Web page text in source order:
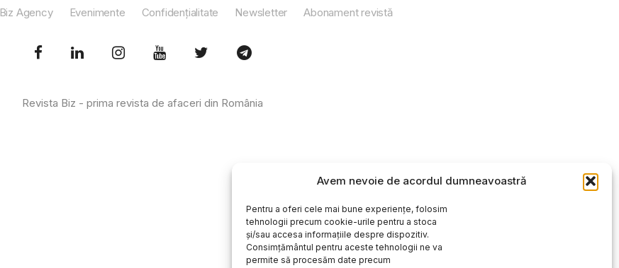
Avem nevoie de acordul dumneavoastră
Pentru a oferi cele mai bune experiențe, folosim
tehnologii precum cookie-urile pentru a stoca
și/sau accesa informațiile despre dispozitiv.
Consimțământul pentru aceste tehnologii ne va
permite să procesăm date precum
Biz Agency Evenimente Confidențialitate Newsletter Abonament revistă
Revista Biz - prima revista de afaceri din România